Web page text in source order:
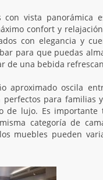
con vista panorámica
confort y
con elegancia y
para que puedas
de una bebida
aproximado oscila
perfectos para familias
de lujo. Es importante
categoría de
muebles pueden